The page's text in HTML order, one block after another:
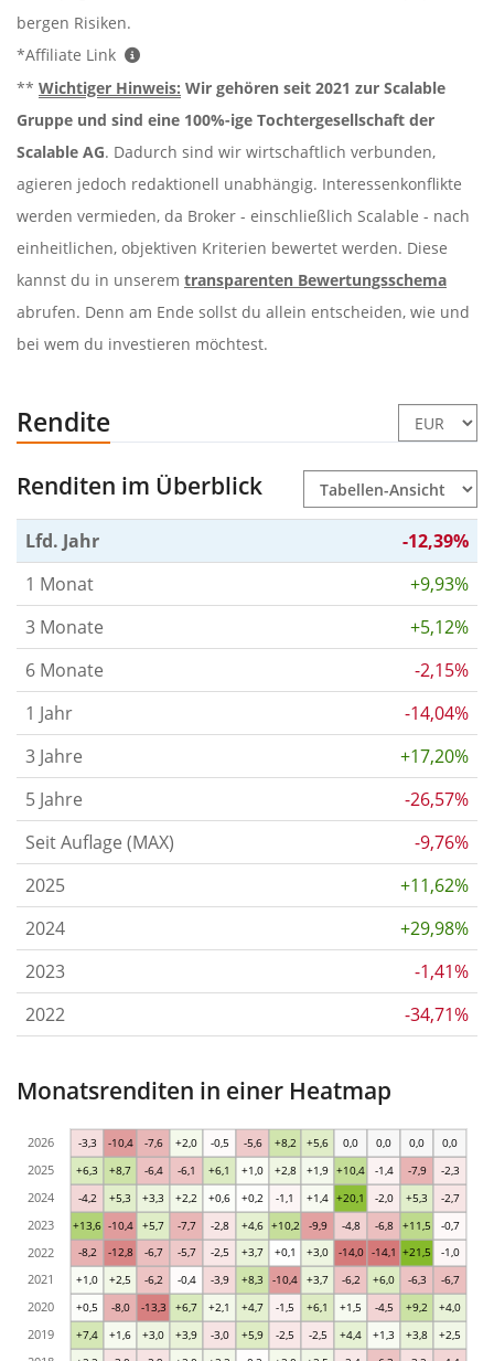
bergen Risiken.
*Affiliate Link
** Wichtiger Hinweis: Wir gehören seit 2021 zur Scalable
Gruppe und sind eine 100%-ige Tochtergesellschaft der
Scalable AG. Dadurch sind wir wirtschaftlich verbunden,
agieren jedoch redaktionell unabhängig. Interessenkonflikte
werden vermieden, da Broker - einschließlich Scalable - nach
einheitlichen, objektiven Kriterien bewertet werden. Diese
kannst du in unserem transparenten Bewertungsschema
abrufen. Denn am Ende sollst du allein entscheiden, wie und
bei wem du investieren möchtest.
Rendite
Renditen im Überblick
Lfd. Jahr
-12,39%
1 Monat
+9,93%
3 Monate
+5,12%
6 Monate
-2,15%
1 Jahr
-14,04%
3 Jahre
+17,20%
5 Jahre
-26,57%
Seit Auflage (MAX)
-9,76%
2025
+11,62%
2024
+29,98%
2023
-1,41%
2022
-34,71%
Monatsrenditen in einer Heatmap
+7,4 +1,6 +3,0 +3,9 -3,0 +5,9 -2,5 -2,5 +4,4 +1,3 +3,8 +2,5
+0,5 -8,0 -13,3 +6,7 +2,1 +4,7 -1,5 +6,1 +1,5 -4,5 +9,2 +4,0
+1,0 +2,5 -6,2 -0,4 -3,9 +8,3 -10,4 +3,7 -6,2 +6,0 -6,3 -6,7
-8,2 -12,8 -6,7 -5,7 -2,5 +3,7 +0,1 +3,0 -14,0 -14,1 +21,5 -1,0
+13,6 -10,4 +5,7 -7,7 -2,8 +4,6 +10,2 -9,9 -4,8 -6,8 +11,5 -0,7
-4,2 +5,3 +3,3 +2,2 +0,6 +0,2 -1,1 +1,4 +20,1 -2,0 +5,3 -2,7
+6,3 +8,7 -6,4 -6,1 +6,1 +1,0 +2,8 +1,9 +10,4 -1,4 -7,9 -2,3
-3,3 -10,4 -7,6 +2,0 -0,5 -5,6 +8,2 +5,6 0,0 0,0 0,0 0,0
2019
2020
2021
2022
2023
2024
2025
2026